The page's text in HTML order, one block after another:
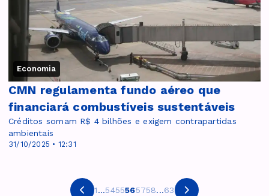
Economia
31/10/2025 • 12:31
CMN regulamenta fundo aéreo que
financiará combustíveis sustentáveis
Créditos somam R$ 4 bilhões e exigem contrapartidas
ambientais
1...5455565758...63